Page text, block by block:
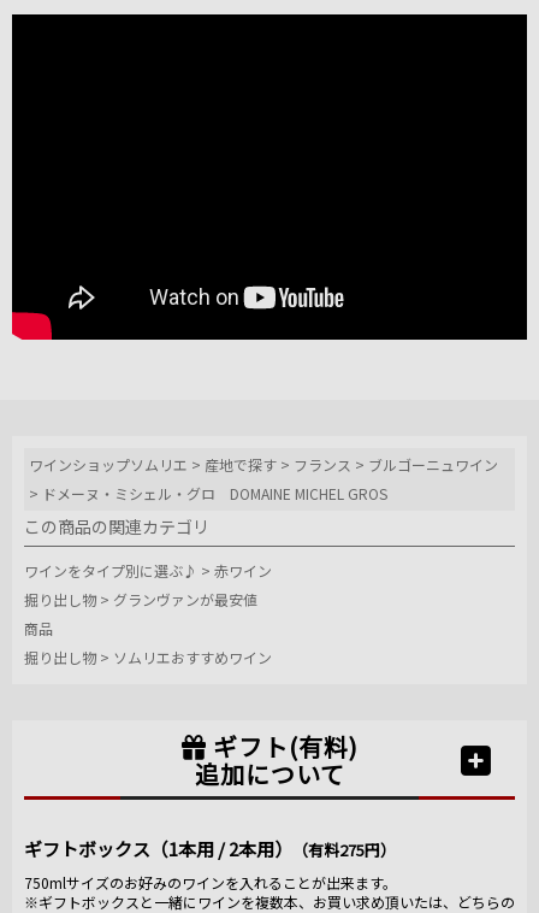
ワインショップソムリエ > 産地で探す > フランス > ブルゴーニュワイン
> ドメーヌ・ミシェル・グロ DOMAINE MICHEL GROS
この商品の関連カテゴリ
ワインをタイプ別に選ぶ♪ > 赤ワイン
掘り出し物 > グランヴァンが最安値
商品
掘り出し物 > ソムリエおすすめワイン
ギフト(有料)
追加について
ギフトボックス（1本用 / 2本用） （有料275円）
750mlサイズのお好みのワインを入れることが出来ます。
※ギフトボックスと一緒にワインを複数本、お買い求め頂いたは、どちらの